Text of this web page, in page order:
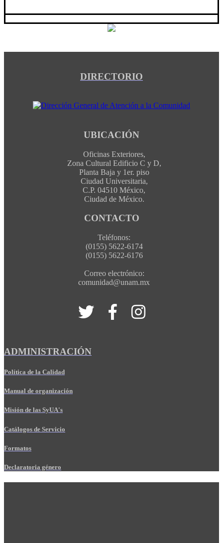
DIRECTORIO
UBICACIÓN
Oficinas Exteriores,
Zona Cultural Edificio C y D,
Planta Baja y 1er. piso
Ciudad Universitaria,
C.P. 04510 México,
Ciudad de México.
CONTACTO
Teléfonos:
(0155) 5622-6174
(0155) 5622-6176
Correo electrónico:
comunidad@unam.mx
ADMINISTRACIÓN
Política de la Calidad
Manual de organización
Misión de las SyUA's
Catálogos de Servicio
Formatos
Declaratoria género